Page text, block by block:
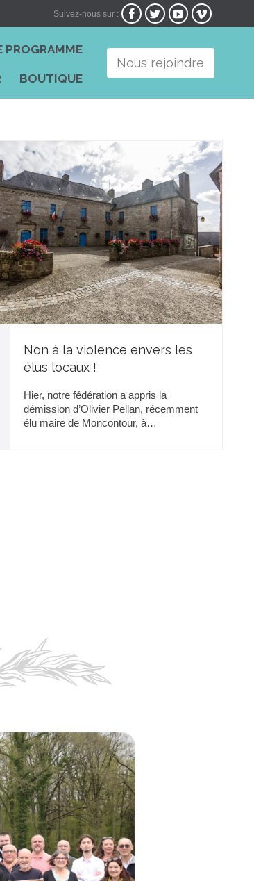
Suivez-nous sur :    
content
PROGRAMME
BOUTIQUE
Nous rejoindre
Non à la violence envers les
élus locaux !
Hier, notre fédération a appris la
démission d’Olivier Pellan, récemment
élu maire de Moncontour, à…